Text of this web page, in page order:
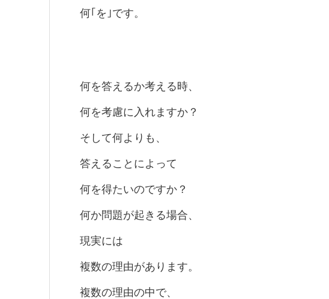
何｢を｣です。
何を答えるか考える時、
何を考慮に入れますか？
そして何よりも、
答えることによって
何を得たいのですか？
何か問題が起きる場合、
現実には
複数の理由があります。
複数の理由の中で、